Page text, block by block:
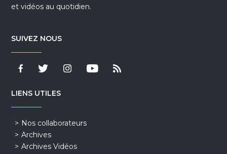
et vidéos au quotidien.
SUIVEZ NOUS
LIENS UTILES
Nos collaborateurs
Archives
Archives Vidéos